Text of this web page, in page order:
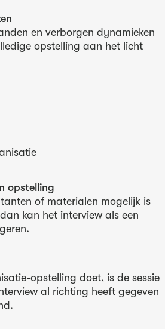
en verborgen dynamieken
opstelling aan het licht
opstelling
of materialen mogelijk is
kan het interview als een
opstelling doet, is de sessie
al richting heeft gegeven